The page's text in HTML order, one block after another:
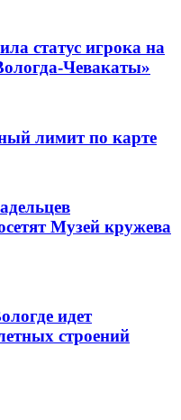
статус игрока на
Чевакаты»
лимит по карте
Музей кружева
идет
строений